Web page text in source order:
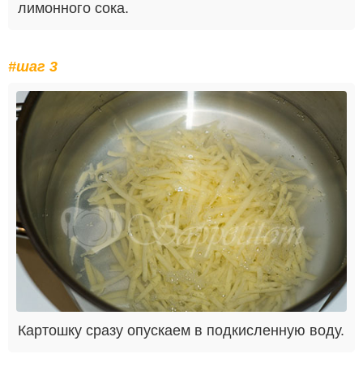
лимонного сока.
#шаг 3
Картошку сразу опускаем в подкисленную воду.